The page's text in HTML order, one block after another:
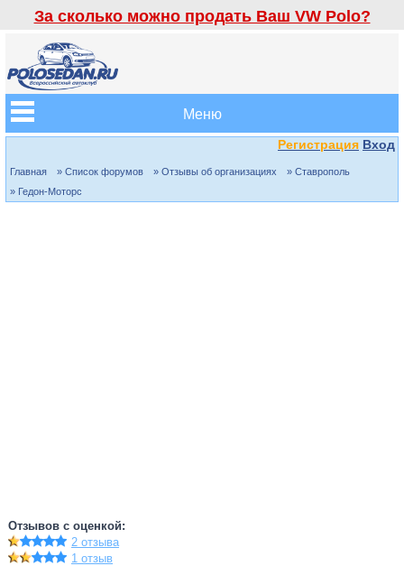
За сколько можно продать Ваш VW Polo?
Меню
Регистрация Вход
Главная » Список форумов » Отзывы об организациях
» Ставрополь
» Гедон-Моторс
Отзывов с оценкой:
2 отзыва
1 отзыв